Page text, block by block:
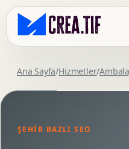
Ana Sayfa/Hizmetler/
ŞEHIR BAZLI SEO